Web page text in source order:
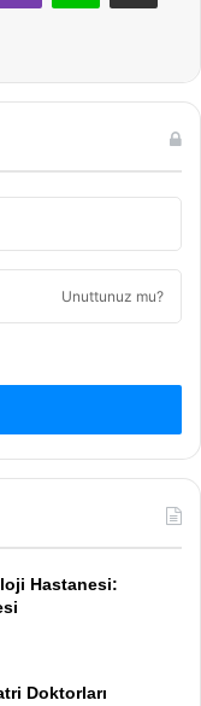
Unuttunuz mu?
Hastanesi:
Doktorları